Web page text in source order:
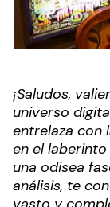
¡Saludos,
universo
entrelaza con
en el
una odisea
análisis, te